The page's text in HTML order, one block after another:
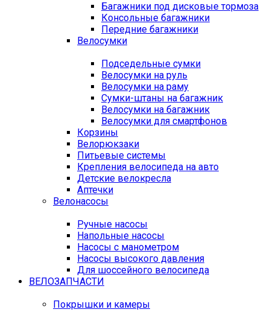
Багажники под дисковые тормоза
Консольные багажники
Передние багажники
Велосумки
Подседельные сумки
Велосумки на руль
Велосумки на раму
Сумки-штаны на багажник
Велосумки на багажник
Велосумки для смартфонов
Корзины
Велорюкзаки
Питьевые системы
Крепления велосипеда на авто
Детские велокресла
Аптечки
Велонасосы
Ручные насосы
Напольные насосы
Насосы с манометром
Насосы высокого давления
Для шоссейного велосипеда
ВЕЛОЗАПЧАСТИ
Покрышки и камеры